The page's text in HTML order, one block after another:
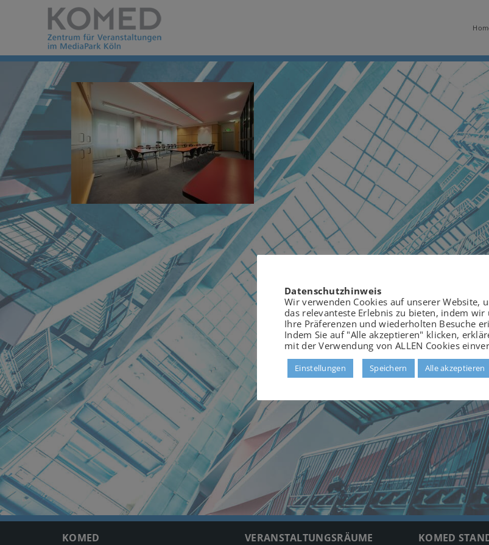
KOMED VERANSTALTUNGSRÄUME KOMED
Datenschutzhinweis
Wir verwenden Cookies auf unserer Website,
das relevanteste Erlebnis zu bieten, indem wir
Ihre Präferenzen und wiederholten Besuche
Indem Sie auf "Alle akzeptieren" klicken,
mit der Verwendung von ALLEN Cookies
Einstellungen Speichern Alle akzeptieren